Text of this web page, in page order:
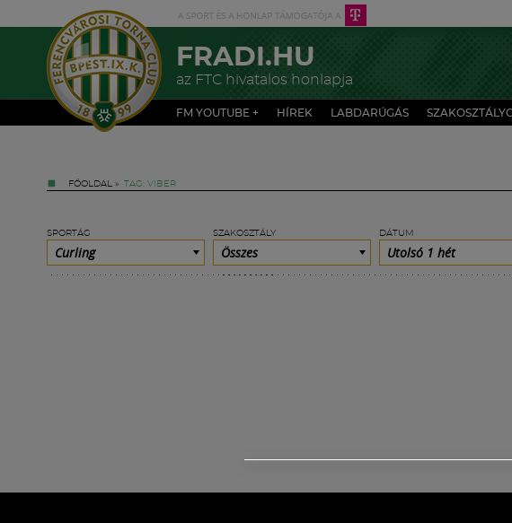
FRADI.HU
az FTC hivatalos honlapja
FM YOUTUBE + HÍREK LABDARÚGÁS
FŐOLDAL » TAG: VIBER
SPORTÁG
Curling
SZAKOSZTÁLY
Összes
DÁTUM
Utolsó 1 hét